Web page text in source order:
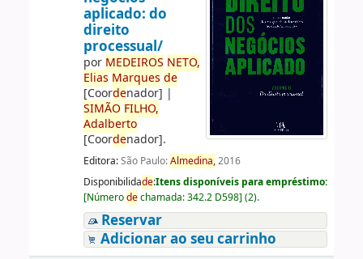
aplicado: do
direito
processual/
por MEDEIROS NETO,
Elias Marques de
[Coordenador] |
SIMÃO FILHO,
Adalberto
[Coordenador].
Editora:São Paulo:Almedina,2016
Disponibilidade:Itens disponíveis para empréstimo:
[Númerodechamada:342.2 D598] (2).
Reservar
Adicionar ao seu carrinho